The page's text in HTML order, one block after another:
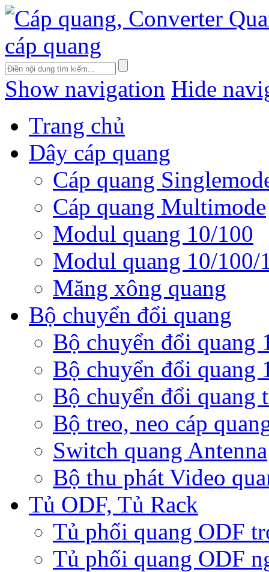
Show navigation Hide
Trang chủ
Dây cáp quang
Cáp quang
Cáp quang Multimode
Modul quang 10/100
Modul quang 10/100/
Măng xông quang
Bộ chuyển đổi quang
Bộ chuyển đổi quang
Bộ chuyển đổi quang
Bộ chuyển đổi quang
Bộ treo, neo cáp
Switch quang Antenna
Bộ thu phát Video
Tủ ODF, Tủ Rack
Tủ phối quang ODF
Tủ phối quang ODF